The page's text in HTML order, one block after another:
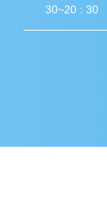
30~20 : 30